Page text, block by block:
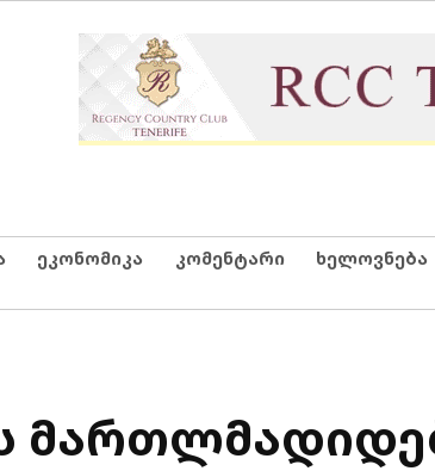
ეკონომიკა კომენტარი ხელოვნება